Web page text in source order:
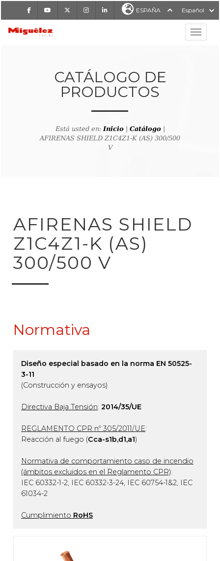
FacebookYoutube InstagramLinkedIn ESPAÑA Español
MIGUÉLEZ CABLES
CATÁLOGO DE
PRODUCTOS
Está usted en:Inicio| Catálogo|
AFIRENAS SHIELD Z1C4Z1-K (AS) 300/500
V
al buscador de
AFIRENAS SHIELD
Z1C4Z1-K (AS)
300/500 V
Normativa
Diseño especial basado en la norma EN 50525-
3-11
(Construcción y ensayos)
Directiva Baja Tensión: 2014/35/UE
REGLAMENTO CPR nº 305/2011/UE:
Reacción al fuego (Cca-s1b,d1,a1)
Normativa de comportamiento caso de incendio
(ámbitos excluidos en el Reglamento CPR):
IEC 60332-1-2, IEC 60332-3-24, IEC 60754-1&2, IEC
61034-2
Cumplimiento RoHS